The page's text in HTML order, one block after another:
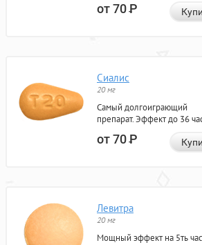
от 70Р
Сиалис
20 мг
Самый долгоиграющий
препарат. Эффект до 36
от 70Р
Левитра
20 мг
Мощный эффект на 5ть